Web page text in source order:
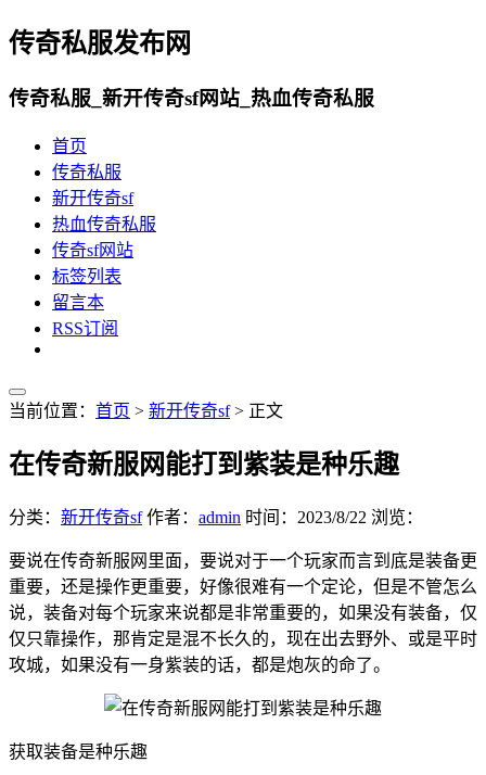
传奇私服发布网
传奇私服_新开传奇sf网站_热血传奇私服
首页
传奇私服
新开传奇sf
热血传奇私服
传奇sf网站
标签列表
留言本
RSS订阅
当前位置： 首页 > 新开传奇sf> 正文
在传奇新服网能打到紫装是种乐趣
分类： 新开传奇sf 作者： admin 时间： 2023/8/22 浏览：
要说在传奇新服网里面，要说对于一个玩家而言到底是装备更
重要，还是操作更重要，好像很难有一个定论，但是不管怎么
说，装备对每个玩家来说都是非常重要的，如果没有装备，仅
仅只靠操作，那肯定是混不长久的，现在出去野外、或是平时
攻城，如果没有一身紫装的话，都是炮灰的命了。
获取装备是种乐趣